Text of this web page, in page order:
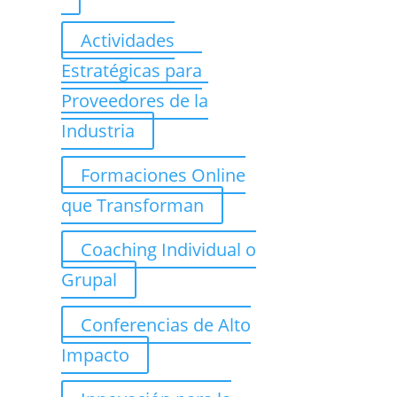
Actividades
Estratégicas para
Proveedores de la
Industria
Formaciones Online
que Transforman
Coaching Individual o
Grupal
Conferencias de Alto
Impacto